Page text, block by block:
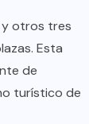
y otros tres
Esta
de
turístico de